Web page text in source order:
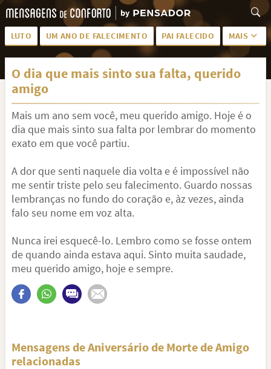
LUTO UM ANO DE FALECIMENTO PAI FALECIDO MAIS
LUTO PARA AMIGA PALAVRAS
SAUDADES DA MÃE PÊSAMES
PÊSAMES PARA AMIGA DESCANSE EM PAZ
MEUS SENTIMENTOS PÊSAMES PARA AMIGO
FRASES DE LUTO PARA AMIGO
TODAS AS CATEGORIAS
O dia que mais sinto sua falta, querido
amigo
Mais um ano sem você, meu querido amigo. Hoje é o
dia que mais sinto sua falta por lembrar do momento
exato em que você partiu.
A dor que senti naquele dia volta e é impossível não
me sentir triste pelo seu falecimento. Guardo nossas
lembranças no fundo do coração e, àz vezes, ainda
falo seu nome em voz alta.
Nunca irei esquecê-lo. Lembro como se fosse ontem
de quando ainda estava aqui. Sinto muita saudade,
meu querido amigo, hoje e sempre.
Mensagens de Aniversário de Morte de Amigo
relacionadas